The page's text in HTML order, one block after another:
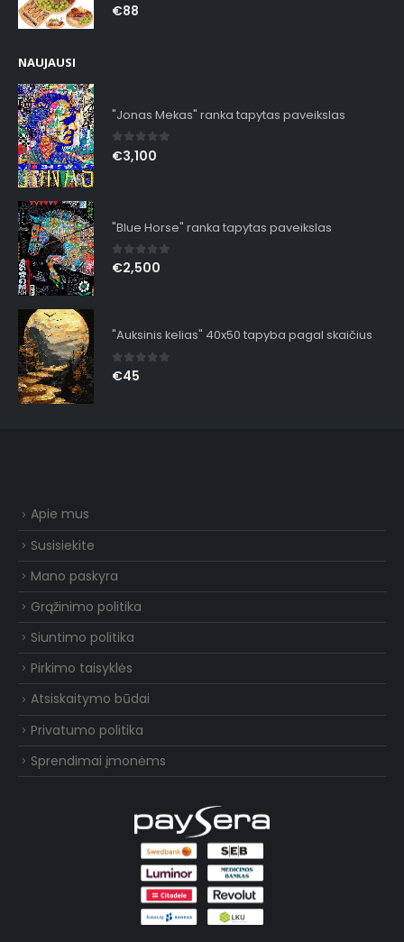
0out of 5
€88
NAUJAUSI
"Jonas Mekas" ranka tapytas paveikslas
0out of 5
€3,100
"Blue Horse" ranka tapytas paveikslas
0out of 5
€2,500
"Auksinis kelias" 40x50 tapyba pagal skaičius
0out of 5
€45
Apie mus
Susisiekite
Mano paskyra
Grąžinimo politika
Siuntimo politika
Pirkimo taisyklės
Atsiskaitymo būdai
Privatumo politika
Sprendimai įmonėms